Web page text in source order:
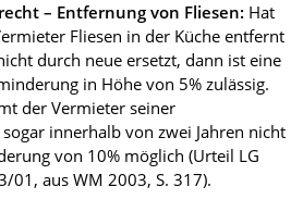
– Entfernung von Fliesen: Hat
Fliesen in der Küche entfernt
durch neue ersetzt, dann ist eine
in Höhe von 5% zulässig.
der Vermieter seiner
innerhalb von zwei Jahren nicht
von 10% möglich (Urteil LG
01, aus WM 2003, S. 317).